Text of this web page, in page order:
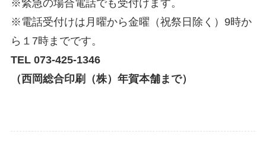
※緊急の場合電話でも受付けます。
※電話受付けは月曜から金曜（祝祭日除く）9時か
ら１7時までです。
TEL 073-425-1346
（西岡総合印刷（株）年賀本舗まで）